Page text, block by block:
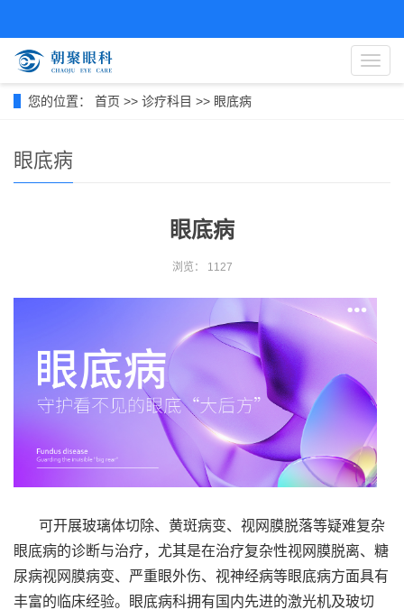
导
航
您的位置： 首页 >> 诊疗科目 >> 眼底病
眼底病
眼底病
浏览： 1127
可开展玻璃体切除、黄斑病变、视网膜脱落等疑难复杂
眼底病的诊断与治疗，尤其是在治疗复杂性视网膜脱离、糖
尿病视网膜病变、严重眼外伤、视神经病等眼底病方面具有
丰富的临床经验。眼底病科拥有国内先进的激光机及玻切